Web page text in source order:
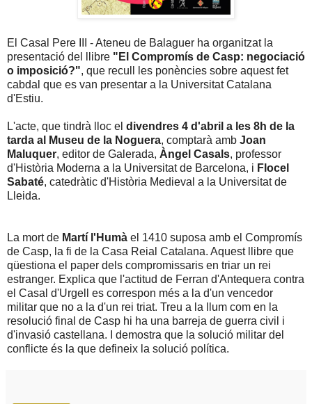
El Casal Pere III - Ateneu de Balaguer ha organitzat la
presentació del llibre "El Compromís de Casp: negociació
o imposició?", que recull les ponències sobre aquest fet
cabdal que es van presentar a la Universitat Catalana
d'Estiu.
L'acte, que tindrà lloc el divendres 4 d'abril a les 8h de la
tarda al Museu de la Noguera, comptarà amb Joan
Maluquer, editor de Galerada, Àngel Casals, professor
d'Història Moderna a la Universitat de Barcelona, i Flocel
Sabaté, catedràtic d'Història Medieval a la Universitat de
Lleida.
La mort de Martí l'H umà el 1410 suposa amb el Compromís
de Casp, la fi de la Casa Reial Catalana. Aquest llibre que
qüestiona el paper dels compromissaris en triar un rei
estranger. Explica que l'actitud de Ferran d'Antequera contra
el Casal d'Urgell es correspon més a la d'un vencedor
militar que no a la d'un rei triat. Treu a la llum com en la
resolució final de Casp hi ha una barreja de guerra civil i
d'invasió castellana. I demostra que la solució militar del
conflicte és la que defineix la solució política.